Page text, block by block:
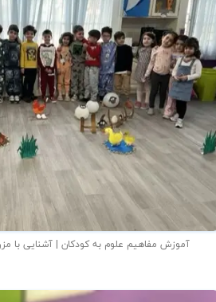
آموزش مفاهیم علوم به کودکان | آشنایی با